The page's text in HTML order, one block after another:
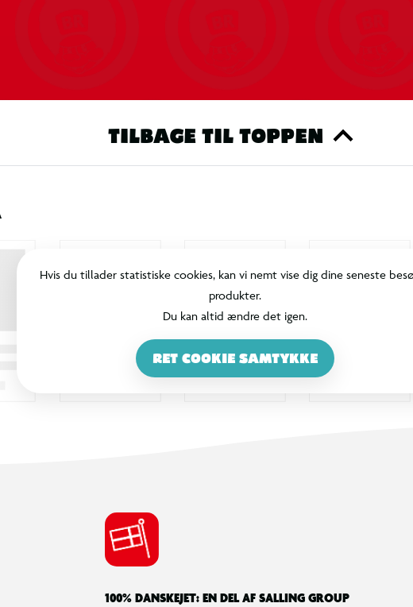
TILBAGE TIL TOPPEN
Hvis du tillader statistiske cookies, kan vi nemt vise dig dine seneste
produkter.
Du kan altid ændre det igen.
RET COOKIE SAMTYKKE
100% DANSKEJET: EN DEL AF SALLING GROUP